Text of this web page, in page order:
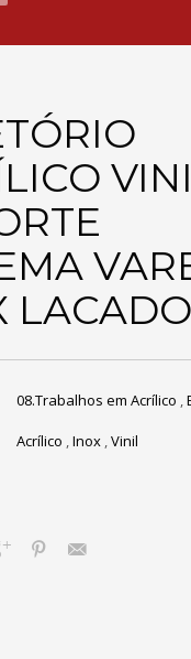
08.Trabalhos em Acrílico ,
Acrílico ,Inox ,Vinil